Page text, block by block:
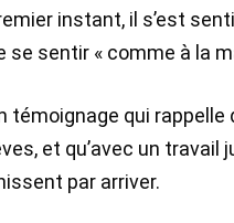
instant, il s’est
se sentir « comme à la
témoignage qui
et qu’avec un
par arriver.